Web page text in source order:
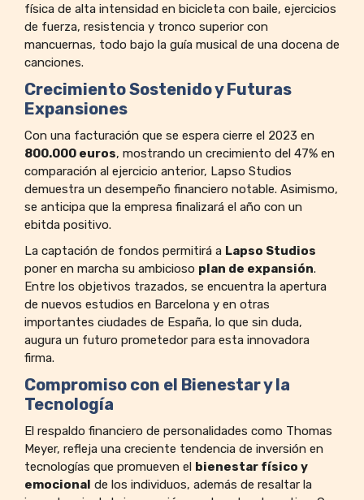
física de alta intensidad en bicicleta con baile, ejercicios
de fuerza, resistencia y tronco superior con
mancuernas, todo bajo la guía musical de una docena de
canciones.
Crecimiento Sostenido y Futuras
Expansiones
Con una facturación que se espera cierre el 2023 en
800.000 euros, mostrando un crecimiento del 47% en
comparación al ejercicio anterior, Lapso Studios
demuestra un desempeño financiero notable. Asimismo,
se anticipa que la empresa finalizará el año con un
ebitda positivo.
La captación de fondos permitirá a Lapso Studios
poner en marcha su ambicioso plan de expansión.
Entre los objetivos trazados, se encuentra la apertura
de nuevos estudios en Barcelona y en otras
importantes ciudades de España, lo que sin duda,
augura un futuro prometedor para esta innovadora
firma.
Compromiso con el Bienestar y la
Tecnología
El respaldo financiero de personalidades como Thomas
Meyer, refleja una creciente tendencia de inversión en
tecnologías que promueven el bienestar físico y
emocional de los individuos, además de resaltar la